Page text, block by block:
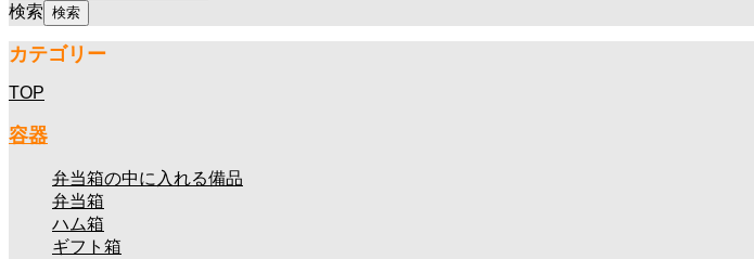
検索
カテゴリー
TOP
容器
弁当箱の中に入れる備品
弁当箱
ハム箱
ギフト箱